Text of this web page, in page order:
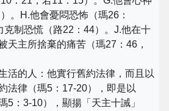
。H.他會憂悶恐怖（瑪26：
克制恐慌（路22：44）。J.他在十
天主所捨棄的痛苦（瑪27：46，
活的人：他實行舊約法律，而且以
法律（瑪5：17-20），即是以
5：3-10），顯揚「天主十誡」